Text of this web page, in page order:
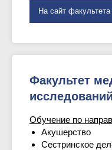
На сайт факультета
Факультет
исследований
Обучение по
Акушерство
Сестринское